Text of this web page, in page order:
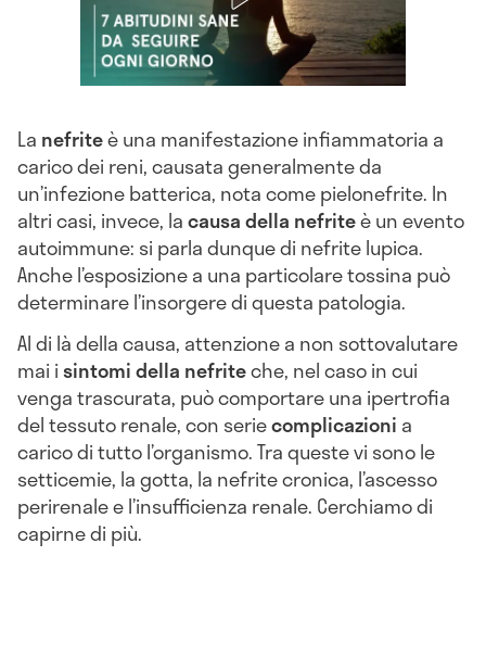
La nefriteè una manifestazione infiammatoria a
carico dei reni, causata generalmente da
un’infezione batterica, nota come pielonefrite. In
altri casi, invece, lacausa della nefriteè un evento
autoimmune: si parla dunque di nefrite lupica.
Anche l’esposizione a una particolare tossina può
determinare l’insorgere di questa patologia.
Al di là della causa, attenzione a non sottovalutare
mai isintomi della nefriteche, nel caso in cui
venga trascurata, può comportare una ipertrofia
del tessuto renale, con seriecomplicazioni a
carico di tutto l’organismo. Tra queste vi sono le
setticemie, la gotta, la nefrite cronica, l’ascesso
perirenale e l’insufficienza renale. Cerchiamo di
capirne di più.